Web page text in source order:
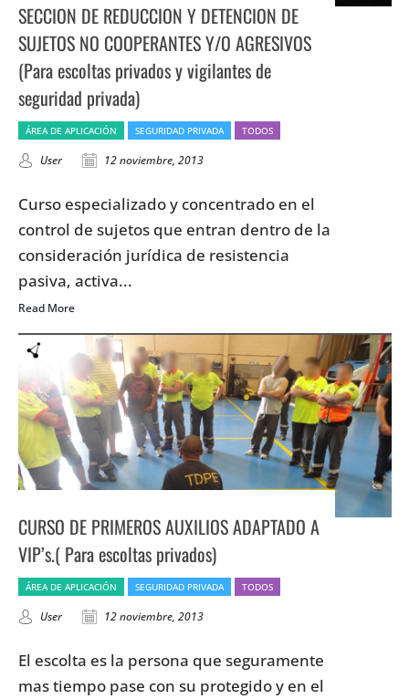
SECCION DE REDUCCION Y DETENCION DE
SUJETOS NO COOPERANTES Y/O AGRESIVOS
(Para escoltas privados y vigilantes de
seguridad privada)
ÁREA DE APLICACIÓN SEGURIDAD PRIVADA TODOS
User 12 noviembre, 2013
Curso especializado y concentrado en el
control de sujetos que entran dentro de la
consideración jurídica de resistencia
pasiva, activa...
Read More
CURSO DE PRIMEROS AUXILIOS ADAPTADO A
VIP’s.( Para escoltas privados)
ÁREA DE APLICACIÓN SEGURIDAD PRIVADA TODOS
User 12 noviembre, 2013
El escolta es la persona que seguramente
mas tiempo pase con su protegido y en el